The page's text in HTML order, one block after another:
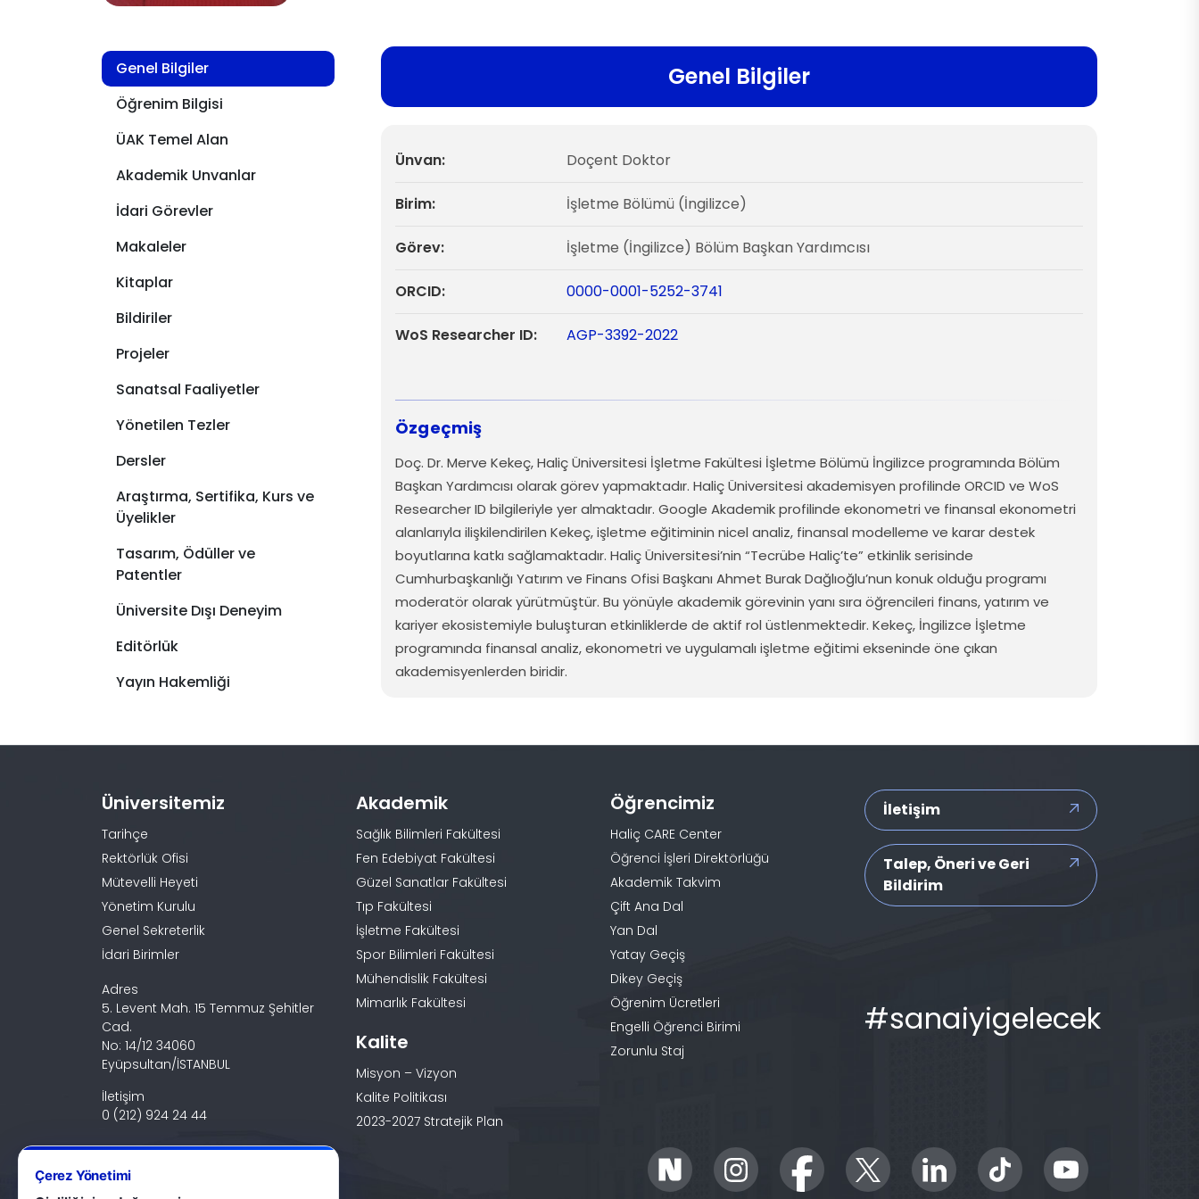
Genel Bilgiler
Öğrenim Bilgisi
ÜAK Temel Alan
Akademik Unvanlar
İdari Görevler
Makaleler
Kitaplar
Bildiriler
Projeler
Sanatsal Faaliyetler
Yönetilen Tezler
Dersler
Araştırma, Sertifika, Kurs ve
Üyelikler
Tasarım, Ödüller ve
Patentler
Üniversite Dışı Deneyim
Editörlük
Yayın Hakemliği
Genel Bilgiler
Ünvan: Doçent Doktor
Birim: İşletme Bölümü (İngilizce)
Görev: İşletme (İngilizce) Bölüm Başkan Yardımcısı
ORCID: 0000-0001-5252-3741
WoS Researcher ID: AGP-3392-2022
Özgeçmiş
Doç. Dr. Merve Kekeç, Haliç Üniversitesi İşletme Fakültesi İşletme Bölümü İngilizce programında Bölüm
Başkan Yardımcısı olarakgörevyapmaktadır. Haliç Üniversitesi akademisyen profilinde ORCID ve WoS
Researcher ID bilgileriyle yeralmaktadır. Google Akademikprofilinde ekonometri ve finansal ekonometri
alanlarıyla ilişkilendirilen Kekeç, işletme eğitiminin nicel analiz, finansal modelleme ve karardestek
boyutlarına katkı sağlamaktadır. Haliç Üniversitesi’nin “Tecrübe Haliç’te” etkinlikserisinde
Cumhurbaşkanlığı Yatırım ve Finans Ofisi Başkanı Ahmet BurakDağlıoğlu’nun konukolduğu programı
moderatörolarakyürütmüştür. Bu yönüyle akademikgörevinin yanı sıra öğrencileri finans,yatırım ve
kariyerekosistemiyle buluşturan etkinliklerde de aktif rol üstlenmektedir. Kekeç, İngilizce İşletme
programında finansal analiz,ekonometri ve uygulamalı işletme eğitimi ekseninde öne çıkan
akademisyenlerden biridir.
Üniversitemiz
Tarihçe
Rektörlük Ofisi
Mütevelli Heyeti
Yönetim Kurulu
Genel Sekreterlik
İdari Birimler
Adres
5. Levent Mah. 15 Temmuz Şehitler
Cad.
No: 14/12 34060
Eyüpsultan/İSTANBUL
İletişim
0 (212) 924 24 44
Akademik
Sağlık Bilimleri Fakültesi
Fen Edebiyat Fakültesi
Güzel Sanatlar Fakültesi
Tıp Fakültesi
İşletme Fakültesi
Spor Bilimleri Fakültesi
Mühendislik Fakültesi
Mimarlık Fakültesi
Kalite
Misyon – Vizyon
Kalite Politikası
2023-2027 Stratejik Plan
Öğrencimiz
Haliç CARE Center
Öğrenci İşleri Direktörlüğü
Akademik Takvim
Çift Ana Dal
Yan Dal
Yatay Geçiş
Dikey Geçiş
Öğrenim Ücretleri
Engelli Öğrenci Birimi
Zorunlu Staj
İletişim
Talep, Öneri ve Geri
Bildirim
#sanaiyigelecek
Çerez Yönetimi